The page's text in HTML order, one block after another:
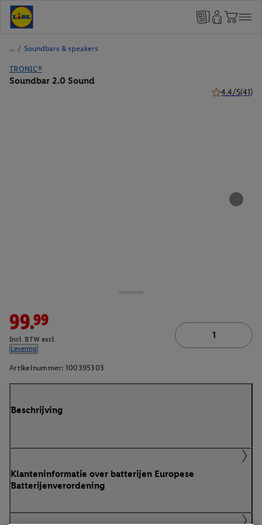
/ Soundbars & speakers
TRONIC®
Soundbar 2.0 Sound
4.4/5(41)
99.99
Incl. BTW excl.
Levering
Artikelnummer: 100395303
Beschrijving
Klanteninformatie over batterijen Europese
Batterijenverordening